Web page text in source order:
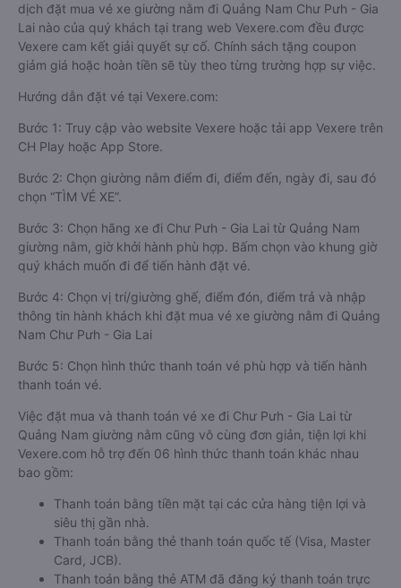
dịch đặt mua vé xe giường nằm đi Quảng Nam Chư Pưh - Gia
Lai nào của quý khách tại trang web Vexere.com đều được
Vexere cam kết giải quyết sự cố. Chính sách tặng coupon
giảm giá hoặc hoàn tiền sẽ tùy theo từng trường hợp sự việc.
Hướng dẫn đặt vé tại Vexere.com:
Bước 1: Truy cập vào website Vexere hoặc tải app Vexere trên
CH Play hoặc App Store.
Bước 2: Chọn giường nằm điểm đi, điểm đến, ngày đi, sau đó
chọn “TÌM VÉ XE”.
Bước 3: Chọn hãng xe đi Chư Pưh - Gia Lai từ Quảng Nam
giường nằm, giờ khởi hành phù hợp. Bấm chọn vào khung giờ
quý khách muốn đi để tiến hành đặt vé.
Bước 4: Chọn vị trí/giường ghế, điểm đón, điểm trả và nhập
thông tin hành khách khi đặt mua vé xe giường nằm đi Quảng
Nam Chư Pưh - Gia Lai
Bước 5: Chọn hình thức thanh toán vé phù hợp và tiến hành
thanh toán vé.
Việc đặt mua và thanh toán vé xe đi Chư Pưh - Gia Lai từ
Quảng Nam giường nằm cũng vô cùng đơn giản, tiện lợi khi
Vexere.com hỗ trợ đến 06 hình thức thanh toán khác nhau
bao gồm:
Thanh toán bằng tiền mặt tại các cửa hàng tiện lợi và
siêu thị gần nhà.
Thanh toán bằng thẻ thanh toán quốc tế (Visa, Master
Card, JCB).
Thanh toán bằng thẻ ATM đã đăng ký thanh toán trực